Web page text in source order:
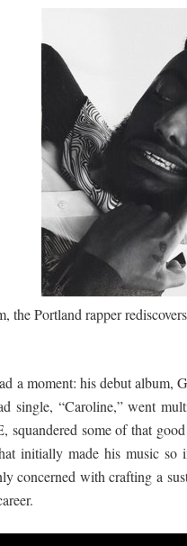
පද පෙළ
පද පෙළ
පෙළ
මතක අලුතින් ලියන්න ගීතයේ පද පෙළ
පද පෙළ
පද පෙළ
පෙළ
පෙළ
ගීතයේ පද පෙළ
ගීතයේ පද පෙළ
පද පෙළ
ගීතයේ පද පෙළ
the Portland rapper
a moment: his debut album,
single, “Caroline,” went
some of that
initially made his music
concerned with crafting a